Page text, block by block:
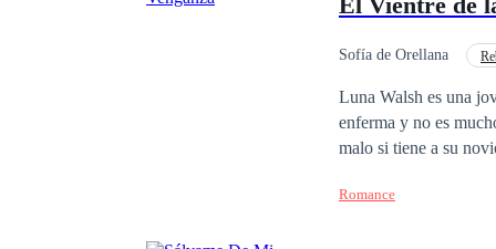
intensa historia
Sofía de Orellana
Luna Walsh es una joven universitaria que trata
enferma y no es
malo si tiene a su
quien recurrir, se
Romance